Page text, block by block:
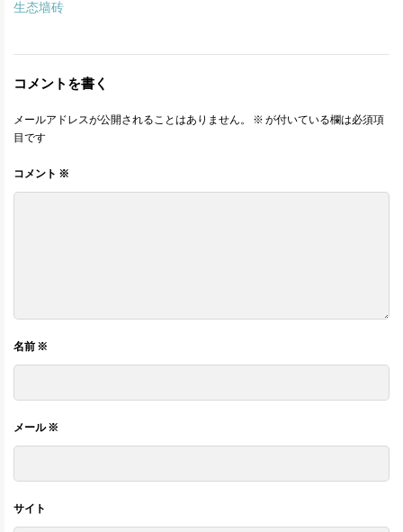
生态墙砖
コメントを書く
メールアドレスが公開されることはありません。 ※ が付いている欄は必須項
目です
コメント ※
名前 ※
メール※
サイト